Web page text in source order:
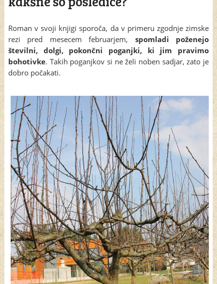
Roman v svoji knjigi sporoča, da v primeru zgodnje zimske
rezi pred mesecem februarjem, spomladi poženejo
številni, dolgi, pokončni poganjki, ki jim pravimo
bohotivke. Takih poganjkov si ne želi noben sadjar, zato je
dobro počakati.